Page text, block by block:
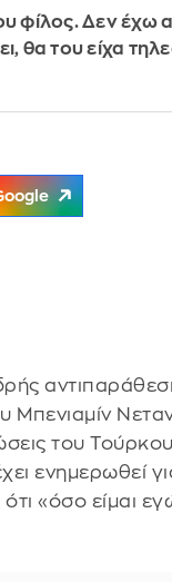
φίλος. Δεν έχω
θα του είχα
Μπενιαμίν
του
ενημερωθεί
«όσο είμαι